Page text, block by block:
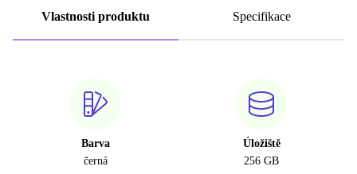
Vlastnosti produktu Specifikace
Barva
černá
Úložiště
256 GB